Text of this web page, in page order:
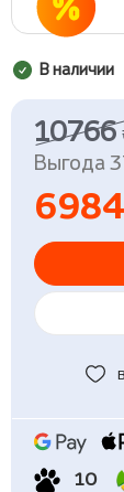
В наличии
10766
Выгода
10